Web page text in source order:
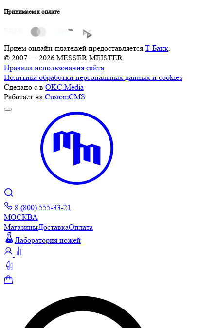
Принимаем к оплате
Прием онлайн-платежей предоставляется Т-Банк.
© 2007 — 2026 MESSER MEISTER
Правила использования сайта
Политика обработки персональных данных и cookies
Сделано с в OKC.Media
Работает на CustomCMS
8 (800) 555-33-21
МОСКВА
МагазиныДоставкаОплата
Лаборатория ножей